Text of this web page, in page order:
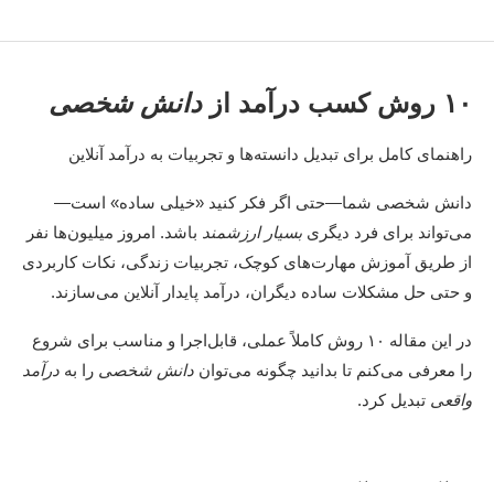
۱۰ روش کسب درآمد از دانش شخصی
راهنمای کامل برای تبدیل دانسته‌ها و تجربیات به درآمد آنلاین
دانش شخصی شما—حتی اگر فکر کنید «خیلی ساده» است—
می‌تواند برای فرد دیگری بسیار ارزشمند باشد. امروز میلیون‌ها نفر
از طریق آموزش مهارت‌های کوچک، تجربیات زندگی، نکات کاربردی
و حتی حل مشکلات ساده دیگران، درآمد پایدار آنلاین می‌سازند.
در این مقاله ۱۰ روش کاملاً عملی، قابل‌اجرا و مناسب برای شروع
را معرفی می‌کنم تا بدانید چگونه می‌توان دانش شخصی را به درآمد
واقعی تبدیل کرد.